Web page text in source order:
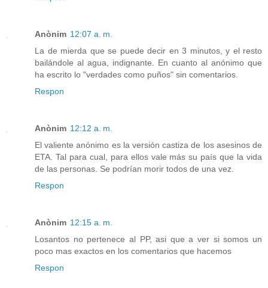
Anònim 12:07 a. m.
La de mierda que se puede decir en 3 minutos, y el resto
bailándole al agua, indignante. En cuanto al anónimo que
ha escrito lo "verdades como puños" sin comentarios.
Respon
Anònim 12:12 a. m.
El valiente anónimo es la versión castiza de los asesinos de
ETA. Tal para cual, para ellos vale más su país que la vida
de las personas. Se podrían morir todos de una vez.
Respon
Anònim 12:15 a. m.
Losantos no pertenece al PP, asi que a ver si somos un
poco mas exactos en los comentarios que hacemos
Respon